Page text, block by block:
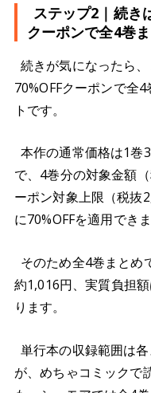
ステップ2｜続き
クーポンで全4巻
続きが気になったら
70%OFFクーポンで全
トです。
本作の通常価格は1巻
で、4巻分の対象金額
ーポン対象上限（税抜
に70%OFFを適用できま
そのため全4巻まとめ
約1,016円、実質負担
ります。
単行本の収録範囲は
が、めちゃコミックで